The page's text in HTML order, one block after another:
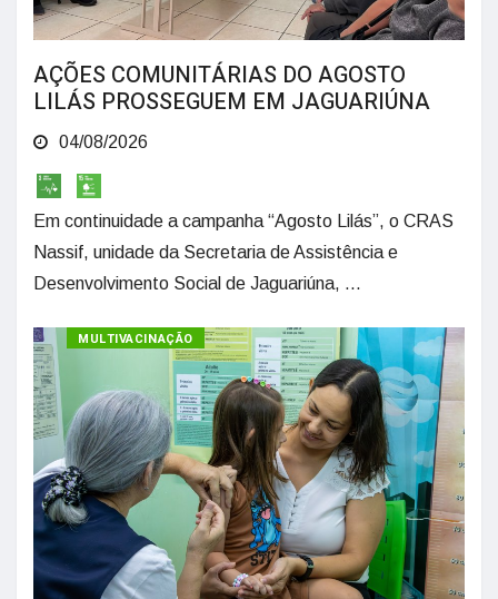
AÇÕES COMUNITÁRIAS DO AGOSTO
LILÁS PROSSEGUEM EM JAGUARIÚNA
04/08/2026
Em continuidade a campanha “Agosto Lilás”, o CRAS
Nassif, unidade da Secretaria de Assistência e
Desenvolvimento Social de Jaguariúna, ...
MULTIVACINAÇÃO